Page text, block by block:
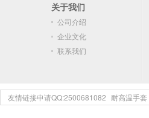
关于我们
公司介绍
企业文化
联系我们
友情链接申请QQ:2500681082 耐高温手套